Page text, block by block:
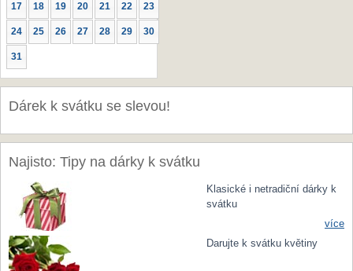
17 18 19 20 21 22 23
24 25 26 27 28 29 30
31
Dárek k svátku se slevou!
Najisto: Tipy na dárky k svátku
Klasické i netradiční dárky k
svátku
více
Darujte k svátku květiny